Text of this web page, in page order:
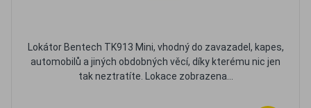
Lokátor Bentech TK913 Mini, vhodný do zavazadel, kapes,
automobilů a jiných obdobných věcí, díky kterému nic jen
tak neztratíte. Lokace zobrazena...